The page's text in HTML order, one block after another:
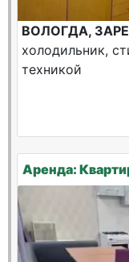
ВОЛОГДА,
холодильник,
техникой
Аренда: